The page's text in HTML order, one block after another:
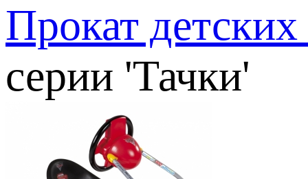
Прокат детских
серии 'Тачки'